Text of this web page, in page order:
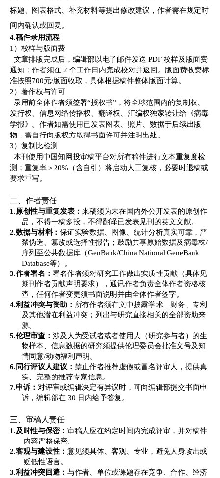
标题、图表格式、补充材料等提出修改建议，作者需在规定时
间内确认或回复。
4.稿件录用流程
1）校样与版面费
文章排版完成后，编辑部以电子邮件发送 PDF 校样及版面费
通知；作者须在 2 个工作日内完成校对并返回。 版面费收费标
准按照700元/版面收取，具体根据稿件整体版面计算。
2）著作权与许可
录用前全体作者须签署“授权书”，将全球范围内的复制权、
发行权、信息网络传播权、翻译权、汇编权独家转让给《病毒
学报》。作者如需使用已发表图表、照片、数据于后续出版
物，需自行向版权方取得书面许可并注明出处。
3） 复制比检测
本刊使用中国知网投审稿平台对所有稿件进行文本重复度检
测；重复率＞ 20%（含自引）将启动人工复核，必要时退稿或
要求重写。
二、作者责任
1.原创性与重复发表： 来稿须为未在国内外公开发表的原创作
品，不得一稿多投 ，不得翻译已发表见刊的英文文献。
2.数据与材料： 保证实验数据、图像、统计分析真实可靠，严
禁伪造、篡改或选择性报告；鼓励共享原始数据及病毒株/
序列至公共数据库（GenBank/China National GeneBank
Database等）。
3.作者署名： 署名作者须对研究工作做出实质性贡献 （具体见
期刊作者贡献声明要求）
，通讯作者负责全体作者资格核
查 ， 任何作者变更须书面说明并由全体作者签字。
4.利益冲突与资助： 所有作者须在文中披露学术、财务、专利
及其他潜在利益冲突；列出与研究直接相关的全部资助来
源。
5.伦理审查： 涉及人为受试者或者使用人（研究参与者）的生
物样本、信息数据的研究须提供伦理委员会批准文号及知
情同意/动物福利声明。
6. 同行评议人建议： 禁止作者推荐虚假或冒名评审人 ， 提供真
实、完整的推荐专家信息。
7.申诉： 对评审或编辑决定有异议时，可向编辑部提交书面申
诉，编辑部在 30 日内给予答复。
三、审稿人责任
1.及时性与保密： 审稿人应在约定时间内完成评审，并对稿件
内容严格保密。
2.客观与建设性： 意见须具体、客观、专业，避免人身攻击或
贬低性语言。
3.利益冲突回避： 与作者、单位或课题存在竞争、合作、经济